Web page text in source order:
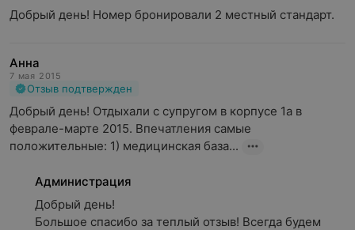
Добрый день! Номер бронировали 2 местный стандарт.
Анна
7 мая 2015
Отзыв подтвержден
Добрый день! Отдыхали с супругом в корпусе 1а в
феврале-марте 2015. Впечатления самые
положительные: 1) медицинская база...
Администрация
Добрый день!
Большое спасибо за теплый отзыв! Всегда будем